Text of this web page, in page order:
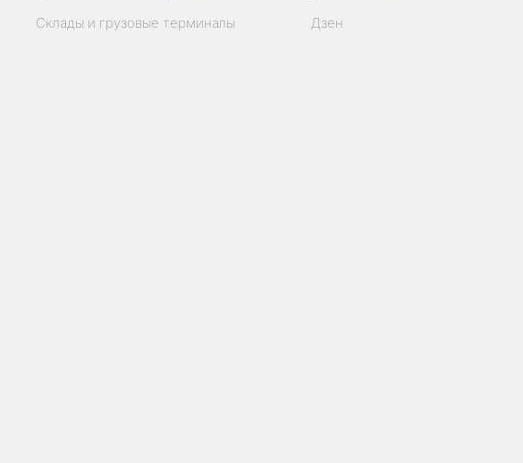
Склады и грузовые терминалы Дзен